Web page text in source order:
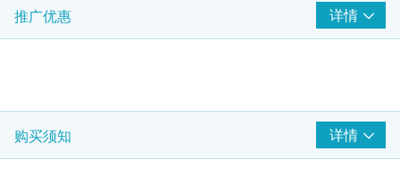
血色素
红血球计数
HK$
4合1晕眩伸延检查
检查钾和钠等肾病有关的项目、血含氧量及检测颈动脉有否硬
血常规。
海贫血、尿液化验、血常规。
注意事项:
推广优惠 详情
购买须知 详情